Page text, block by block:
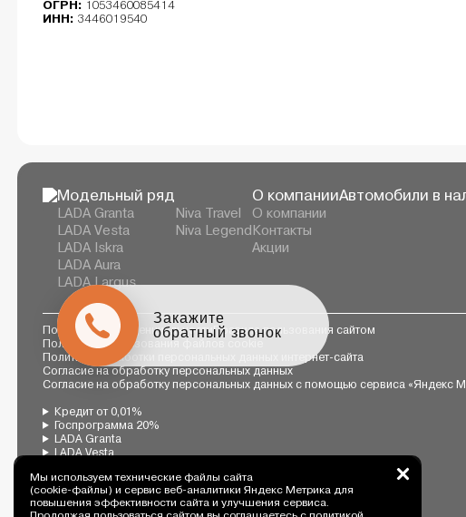
ОГРН: 1053460085414
ИНН: 3446019540
Модельный ряд
LADA Granta
LADA Vesta
LADA Iskra
LADA Aura
LADA Largus
Niva Travel
Niva Legend
О компании
О компании
Контакты
Акции
Автомобили в
Политика конфиденциальности Правила пользования сайтом
Политика использования файлов cookie
Политика обработки персональных данных интернет-сайта
Согласие на обработку персональных данных
Согласие на обработку персональных данных с помощью сервиса «Яндекс
Кредит от 0,01%
Госпрограмма 20%
LADA Granta
LADA Vesta
LADA Iskra
LADA Aura
Niva Legend
Мы используем технические файлы сайта
(cookie-файлы) и сервис веб-аналитики Яндекс Метрика для
повышения эффективности сайта и улучшения сервиса.
Закажите
обратный звонок